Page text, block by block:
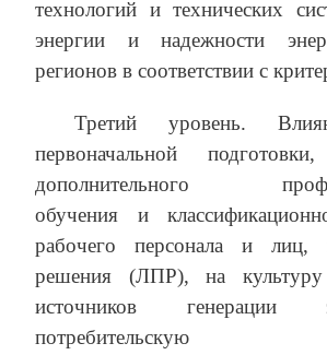
технологий и технических
энергии и надежности
регионов в соответствии с
Третий уровень.
первоначальной
дополнительного
обучения и
рабочего персонала и лиц,
решения (ЛПР), на культуру
источников
потребительскую